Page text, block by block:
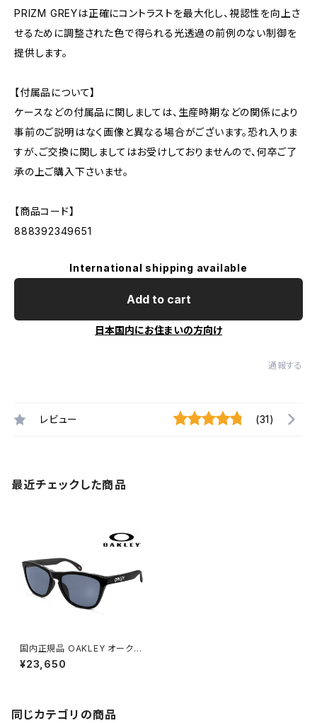
PRIZM GREYは正確にコントラストを最大化し、視認性を向上さ
せるために調整された色で得られる光透過の前例のない制御を
提供します。
【付属品について】
ケースなどの付属品に関しましては、生産時期などの関係により
事前のご説明はなく画像と異なる場合がございます。恐れ入りま
すが、ご交換に関しましてはお受けしておりませんので、何卒ご了
承の上ご購入下さいませ。
【商品コード】
888392349651
International shipping available
Add to cart
日本国内にお住まいの方向け
通報する
レビュー (31)
最近チェックした商品
国内正規品 OAKLEY オークリ
ー サングラス oo9245-75 fro
gskins フロッグスキン prizm
¥23,650
同じカテゴリの商品